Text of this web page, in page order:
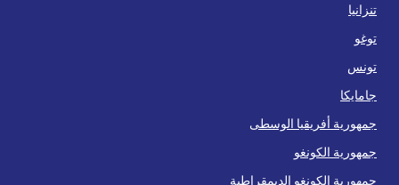
تنزانيا
توغو
تونس
جامايكا
جمهورية أفريقيا الوسطى
جمهورية الكونغو
جمهورية الكونغو الديمقراطية